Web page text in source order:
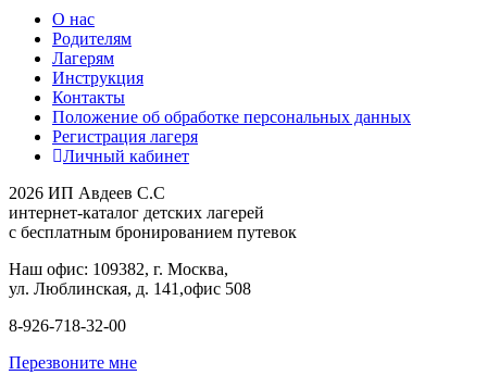
О нас
Родителям
Лагерям
Инструкция
Контакты
Положение об обработке персональных данных
Регистрация лагеря
Личный кабинет
2026 ИП Авдеев С.С
интернет-каталог детских лагерей
с бесплатным бронированием путевок
Наш офис: 109382, г. Москва,
ул. Люблинская, д. 141,офис 508
8-926-718-32-00
Перезвоните мне